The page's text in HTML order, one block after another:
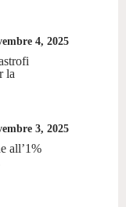
4, 2025
la
3, 2025
all’1%